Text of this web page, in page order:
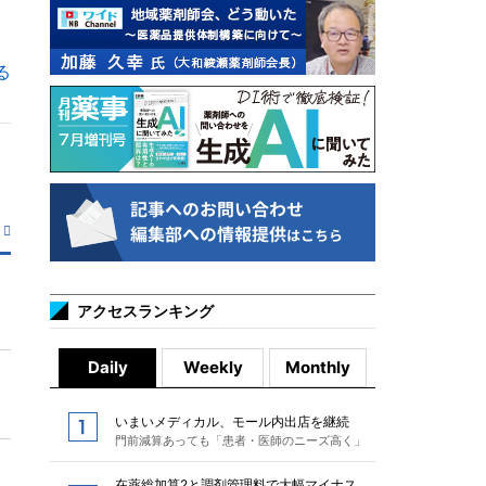
アクセスランキング
Daily Weekly Monthly
いまいメディカル、モール内出店を継続
門前減算あっても「患者・医師のニーズ高く」